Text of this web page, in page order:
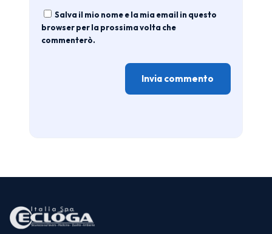
Salva il mio nome e la mia email in questo
browser per la prossima volta che
commenterò.